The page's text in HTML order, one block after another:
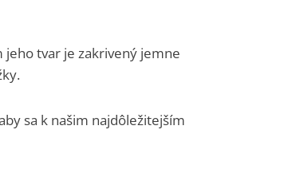
tvar je zakrivený jemne
sa k našim najdôležitejším